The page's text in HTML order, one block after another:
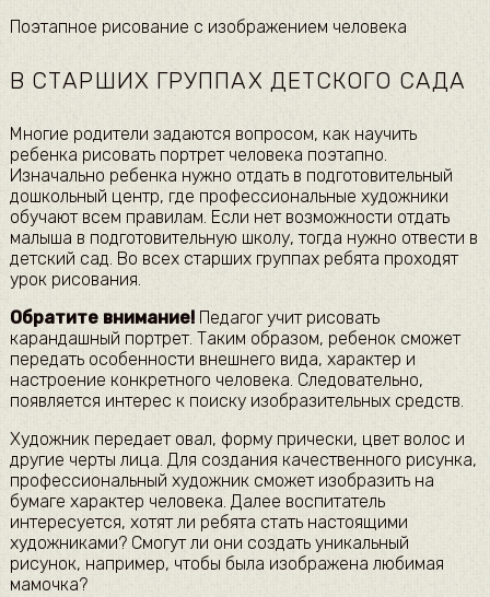
Поэтапное рисование с изображением человека
В СТАРШИХ ГРУППАХ ДЕТСКОГО САДА
Многие родители задаются вопросом, как научить
ребенка рисовать портрет человека поэтапно.
Изначально ребенка нужно отдать в подготовительный
дошкольный центр, где профессиональные художники
обучают всем правилам. Если нет возможности отдать
малыша в подготовительную школу, тогда нужно отвести в
детский сад. Во всех старших группах ребята проходят
урок рисования.
Обратите внимание!Педагог учит рисовать
карандашный портрет. Таким образом, ребенок сможет
передать особенности внешнего вида, характер и
настроение конкретного человека. Следовательно,
появляется интерес к поиску изобразительных средств.
Художник передает овал, форму прически, цвет волос и
другие черты лица. Для создания качественного рисунка,
профессиональный художник сможет изобразить на
бумаге характер человека. Далее воспитатель
интересуется, хотят ли ребята стать настоящими
художниками? Смогут ли они создать уникальный
рисунок, например, чтобы была изображена любимая
мамочка?